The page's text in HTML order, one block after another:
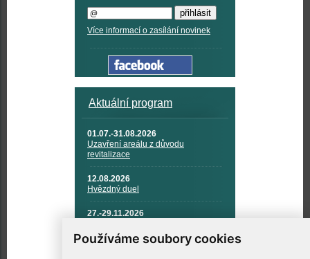
Používáme soubory cookies
Více informací o zasílání novinek
Aktuální program
01.07.-31.08.2026
Uzavření areálu z důvodu
revitalizace
12.08.2026
Hvězdný duel
27.-29.11.2026
TECHNIKA A KOSMICKÉ
TECHNOLOGIE